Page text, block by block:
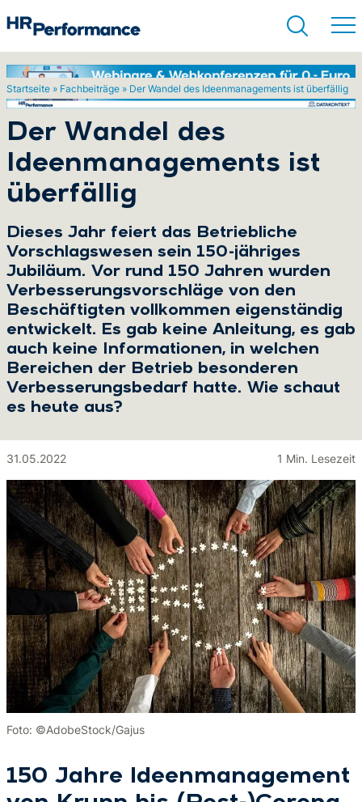
Startseite » Fachbeiträge » Der Wandel des Ideenmanagements ist überfällig
Der Wandel des
Ideenmanagements ist
überfällig
Dieses Jahr feiert das Betriebliche
Vorschlagswesen sein 150-jähriges
Jubiläum. Vor rund 150 Jahren wurden
Verbesserungsvorschläge von den
Beschäftigten vollkommen eigenständig
entwickelt. Es gab keine Anleitung, es gab
auch keine Informationen, in welchen
Bereichen der Betrieb besonderen
Verbesserungsbedarf hatte. Wie schaut
es heute aus?
31.05.2022 1 Min. Lesezeit
Foto: ©AdobeStock/Gajus
150 Jahre Ideenmanagement